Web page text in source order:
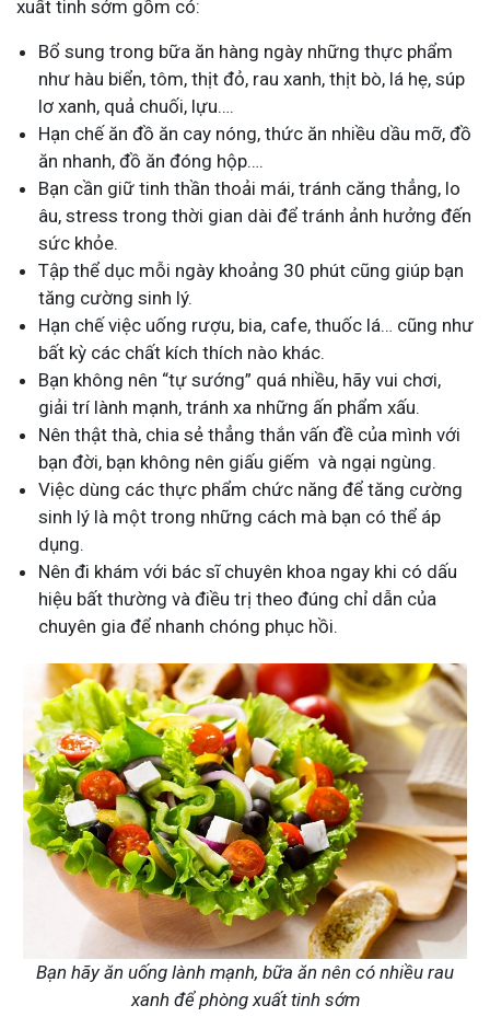
xuất tinh sớm gồm có:
Bổ sung trong bữa ăn hàng ngày những thực phẩm
như hàu biển, tôm, thịt đỏ, rau xanh, thịt bò, lá hẹ, súp
lơ xanh, quả chuối, lựu….
Hạn chế ăn đồ ăn cay nóng, thức ăn nhiều dầu mỡ, đồ
ăn nhanh, đồ ăn đóng hộp….
Bạn cần giữ tinh thần thoải mái, tránh căng thẳng, lo
âu, stress trong thời gian dài để tránh ảnh hưởng đến
sức khỏe.
Tập thể dục mỗi ngày khoảng 30 phút cũng giúp bạn
tăng cường sinh lý.
Hạn chế việc uống rượu, bia, cafe, thuốc lá… cũng như
bất kỳ các chất kích thích nào khác.
Bạn không nên “tự sướng” quá nhiều, hãy vui chơi,
giải trí lành mạnh, tránh xa những ấn phẩm xấu.
Nên thật thà, chia sẻ thẳng thắn vấn đề của mình với
bạn đời, bạn không nên giấu giếm và ngại ngùng.
Việc dùng các thực phẩm chức năng để tăng cường
sinh lý là một trong những cách mà bạn có thể áp
dụng.
Nên đi khám với bác sĩ chuyên khoa ngay khi có dấu
hiệu bất thường và điều trị theo đúng chỉ dẫn của
chuyên gia để nhanh chóng phục hồi.
Bạn hãy ăn uống lành mạnh, bữa ăn nên có nhiều rau
xanh để phòng xuất tinh sớm